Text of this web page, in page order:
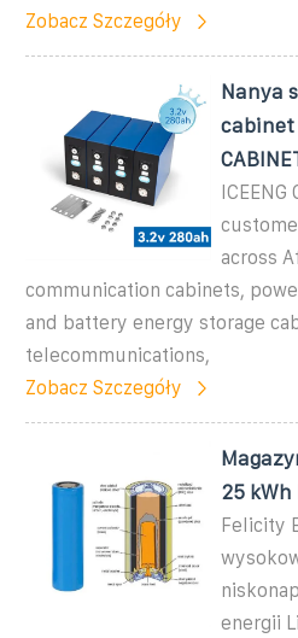
Zobacz Szczegóły
Nanya
cabinet
across
communication cabinets,
and battery energy storage
telecommunications,
Zobacz Szczegóły
25 kWh
Felicity
energii